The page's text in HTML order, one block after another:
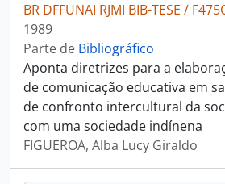
BR DFFUNAI RJMI BIB-TESE /
1989
Parte de Bibliográfico
Aponta diretrizes para a
de comunicação educativa em
de confronto intercultural da
com uma sociedade indínena
FIGUEROA, Alba Lucy Giraldo